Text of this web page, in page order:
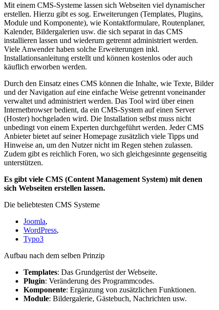
Mit einem CMS-Systeme lassen sich Webseiten viel dynamischer
erstellen. Hierzu gibt es sog. Erweiterungen (Templates, Plugins,
Module und Komponente), wie Kontaktformulare, Routenplaner,
Kalender, Bildergalerien usw. die sich separat in das CMS
installieren lassen und wiederum getrennt administriert werden.
Viele Anwender haben solche Erweiterungen inkl.
Installationsanleitung erstellt und können kostenlos oder auch
käuflich erworben werden.
Durch den Einsatz eines CMS können die Inhalte, wie Texte, Bilder
und der Navigation auf eine einfache Weise getrennt voneinander
verwaltet und administriert werden. Das Tool wird über einen
Internetbrowser bedient, da ein CMS-System auf einen Server
(Hoster) hochgeladen wird. Die Installation selbst muss nicht
unbedingt von einem Experten durchgeführt werden. Jeder CMS
Anbieter bietet auf seiner Homepage zusätzlich viele Tipps und
Hinweise an, um den Nutzer nicht im Regen stehen zulassen.
Zudem gibt es reichlich Foren, wo sich gleichgesinnte gegenseitig
unterstützen.
Es gibt viele CMS (Content Management System) mit denen
sich Webseiten erstellen lassen.
Die beliebtesten CMS Systeme
Joomla,
WordPress,
Typo3
Aufbau nach dem selben Prinzip
Templates: Das Grundgerüst der Webseite.
Plugin: Veränderung des Programmcodes.
Komponente: Ergänzung von zusätzlichen Funktionen.
Module: Bildergalerie, Gästebuch, Nachrichten usw.